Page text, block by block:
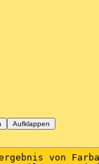
Aufklappen
(NVIDIA Corporation) C:\Program Files\NVIDIA Corporation\GeForce Experience Service\GfExperienceService.exe
(NVIDIA Corporation) C:\Program Files\NVIDIA Corporation\NvStreamSrv\NvStreamNetworkService.exe
(ASUSTek Computer Inc.) C:\Program Files (x86)\ASUS\ATK Package\ATK Hotkey\HControl.exe
(NVIDIA Corporation) C:\Program Files\NVIDIA Corporation\NvStreamSrv\NvStreamUserAgent.exe
(Microsoft Corporation) C:\Windows\Microsoft.NET\Framework64\v3.0\WPF\PresentationFontCache.exe
(ASUSTek Computer Inc.) C:\Program Files (x86)\ASUS\ATK Package\ATK Hotkey\KBFiltr.exe
(ASUSTek Computer Inc.) C:\Program Files (x86)\ASUS\ATK Package\ATK Media\DMedia.exe
(ASUSTek Computer Inc.) C:\Program Files (x86)\ASUS\ATK Package\ATKOSD2\ATKOSD2.exe
(Intel Corporation) C:\Windows\System32\igfxEM.exe
(Intel Corporation) C:\Windows\System32\igfxHK.exe
(Microsoft Corporation) C:\Windows\System32\dllhost.exe
(Avira Operations GmbH & Co. KG) C:\Program Files (x86)\Avira\Antivirus\avshadow.exe
(ASUS) C:\Program Files (x86)\ASUS\Splendid\ACMON.exe
(ASUSTeK Computer Inc.) C:\Program Files (x86)\ASUS\Splendid\ColorUService.exe
(ASUS) C:\Program Files\ASUS\P4G\BatteryLife.exe
(Conexant Systems, Inc.) C:\Program Files\CONEXANT\cAudioFilterAgent\CAudioFilterAgent64.exe
(Avira Operations GmbH & Co. KG) C:\Program Files (x86)\Avira\Antivirus\avgnt.exe
(AsusTek) C:\Program Files (x86)\ASUS\ASUS Smart Gesture\AsTPCenter\x64\AsusTPLoader.exe
(Oracle Corporation) C:\Program Files (x86)\Common Files\Java\Java Update\jusched.exe
(AsusTek) C:\Program Files (x86)\ASUS\ASUS Smart Gesture\AsTPCenter\x64\AsusTPCenter.exe
(AsusTek) C:\Program Files (x86)\ASUS\ASUS Smart Gesture\AsTPCenter\x64\AsusTPHelper.exe
(Microsoft Corporation) C:\Windows\System32\SettingSyncHost.exe
(Microsoft Corporation) C:\Windows\System32\dllhost.exe
(Intel Corporation) C:\Program Files (x86)\Intel\Intel(R)